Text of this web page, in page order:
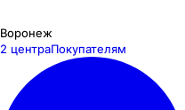
Воронеж
2 центраПокупателям